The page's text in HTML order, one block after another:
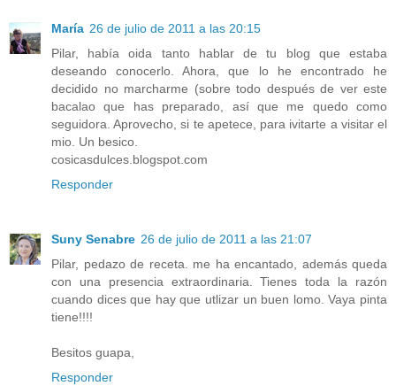
María 26 de julio de 2011 a las 20:15
Pilar, había oida tanto hablar de tu blog que estaba
deseando conocerlo. Ahora, que lo he encontrado he
decidido no marcharme (sobre todo después de ver este
bacalao que has preparado, así que me quedo como
seguidora. Aprovecho, si te apetece, para ivitarte a visitar el
mio. Un besico.
cosicasdulces.blogspot.com
Responder
Suny Senabre 26 de julio de 2011 a las 21:07
Pilar, pedazo de receta. me ha encantado, además queda
con una presencia extraordinaria. Tienes toda la razón
cuando dices que hay que utlizar un buen lomo. Vaya pinta
tiene!!!!
Besitos guapa,
Responder